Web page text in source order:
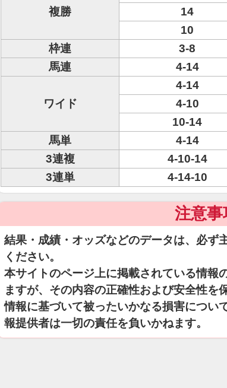
複勝
14
10
枠連
3-8
馬連
4-14
ワイド
4-14
4-10
10-14
馬単
4-14
3連複
4-10-14
3連単
4-14-10
注意事
結果・成績・オッズなどのデータは、必ず
ください。
本サイトのページ上に掲載されている情報
ますが、その内容の正確性および安全性を
情報に基づいて被ったいかなる損害につい
報提供者は一切の責任を負いかねます。